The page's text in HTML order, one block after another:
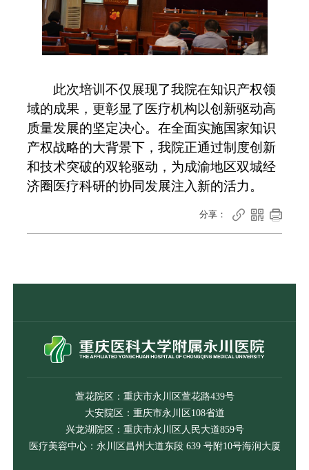
此次培训不仅展现了我院在知识产权领
域的成果，更彰显了医疗机构以创新驱动高
质量发展的坚定决心。在全面实施国家知识
产权战略的大背景下，我院正通过制度创新
和技术突破的双轮驱动，为成渝地区双城经
济圈医疗科研的协同发展注入新的活力。
分享：   
萱花院区：重庆市永川区萱花路439号
大安院区：重庆市永川区108省道
兴龙湖院区：重庆市永川区人民大道859号
医疗美容中心：永川区昌州大道东段 639 号附10号海润大厦